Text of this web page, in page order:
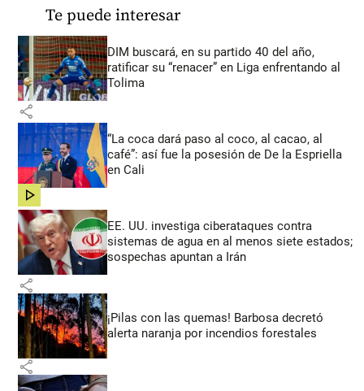
Te puede interesar
DIM buscará, en su partido 40 del año,
ratificar su “renacer” en Liga enfrentando al
Tolima
share
“La coca dará paso al coco, al cacao, al
café”: así fue la posesión de De la Espriella
en Cali
share
EE. UU. investiga ciberataques contra
sistemas de agua en al menos siete estados;
sospechas apuntan a Irán
share
¡Pilas con las quemas! Barbosa decretó
alerta naranja por incendios forestales
share